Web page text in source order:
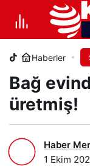
Haberler
Bağ
üretmiş!
Haber
1 Ekim
Bağ